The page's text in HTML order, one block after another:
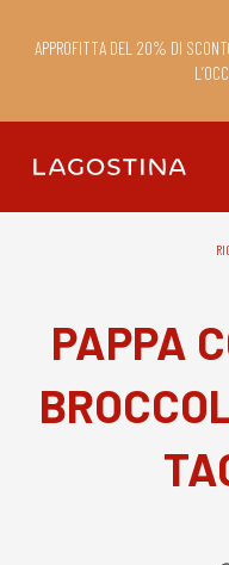
APPROFITTA DEL 20% DI
PAPPA